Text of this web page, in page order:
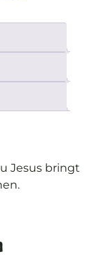
Jesus bringt